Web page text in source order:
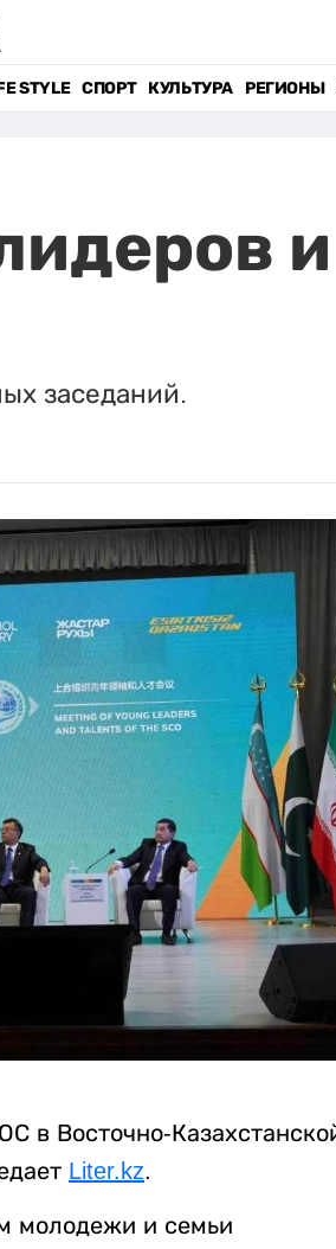
STYLE СПОРТ КУЛЬТУРА РЕГИОНЫ
заседаний.
в Восточно-
Liter.kz.
молодежи и семьи